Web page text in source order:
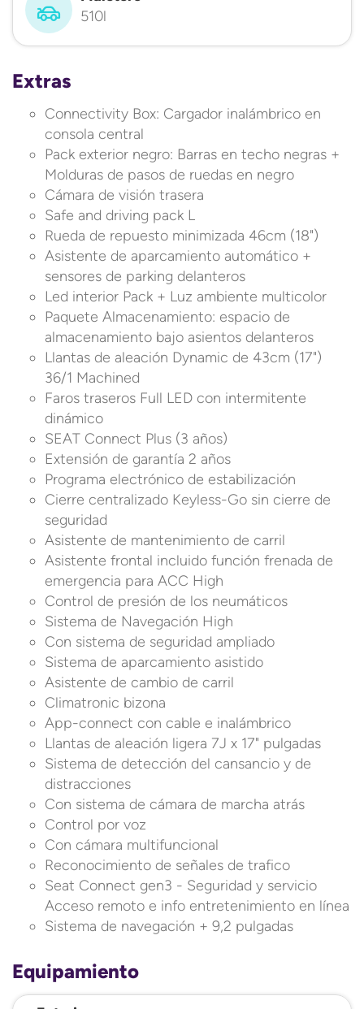
510l
Extras
Connectivity Box: Cargador inalámbrico en
consola central
Pack exterior negro: Barras en techo negras +
Molduras de pasos de ruedas en negro
Cámara de visión trasera
Safe and driving pack L
Rueda de repuesto minimizada 46cm (18")
Asistente de aparcamiento automático +
sensores de parking delanteros
Led interior Pack + Luz ambiente multicolor
Paquete Almacenamiento: espacio de
almacenamiento bajo asientos delanteros
Llantas de aleación Dynamic de 43cm (17")
36/1 Machined
Faros traseros Full LED con intermitente
dinámico
SEAT Connect Plus (3 años)
Extensión de garantía 2 años
Programa electrónico de estabilización
Cierre centralizado Keyless-Go sin cierre de
seguridad
Asistente de mantenimiento de carril
Asistente frontal incluido función frenada de
emergencia para ACC High
Control de presión de los neumáticos
Sistema de Navegación High
Con sistema de seguridad ampliado
Sistema de aparcamiento asistido
Asistente de cambio de carril
Climatronic bizona
App-connect con cable e inalámbrico
Llantas de aleación ligera 7J x 17" pulgadas
Sistema de detección del cansancio y de
distracciones
Con sistema de cámara de marcha atrás
Control por voz
Con cámara multifuncional
Reconocimiento de señales de trafico
Seat Connect gen3 - Seguridad y servicio
Acceso remoto e info entretenimiento en línea
Sistema de navegación + 9,2 pulgadas
Equipamiento